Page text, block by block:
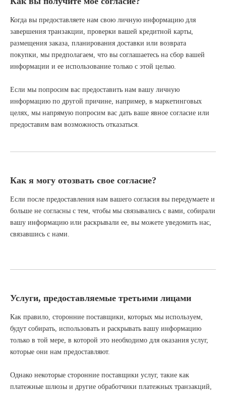
Когда вы предоставляете нам свою личную информацию для
завершения транзакции, проверки вашей кредитной карты,
размещения заказа, планирования доставки или возврата
покупки, мы предполагаем, что вы соглашаетесь на сбор вашей
информации и ее использование только с этой целью.
Если мы попросим вас предоставить нам вашу личную
информацию по другой причине, например, в маркетинговых
целях, мы напрямую попросим вас дать ваше явное согласие или
предоставим вам возможность отказаться.
Как я могу отозвать свое согласие?
Если после предоставления нам вашего согласия вы передумаете и
больше не согласны с тем, чтобы мы связывались с вами, собирали
вашу информацию или раскрывали ее, вы можете уведомить нас,
связавшись с нами.
Услуги, предоставляемые третьими лицами
Как правило, сторонние поставщики, которых мы используем,
будут собирать, использовать и раскрывать вашу информацию
только в той мере, в которой это необходимо для оказания услуг,
которые они нам предоставляют.
Однако некоторые сторонние поставщики услуг, такие как
платежные шлюзы и другие обработчики платежных транзакций,